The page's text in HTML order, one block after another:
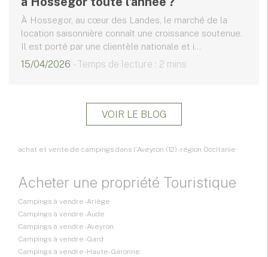
À Hossegor, au cœur des Landes, le marché de la
location saisonnière connaît une croissance soutenue.
Il est porté par une clientèle nationale et i...
15/04/2026 - Temps de lecture : 2 mins
VOIR LE BLOG
achat et vente de campings dans l'Aveyron (12) - région Occitanie
Acheter une propriété Touristique
Campings à vendre - Ariège
Campings à vendre - Aude
Campings à vendre - Aveyron
Campings à vendre - Gard
Campings à vendre - Haute-Garonne